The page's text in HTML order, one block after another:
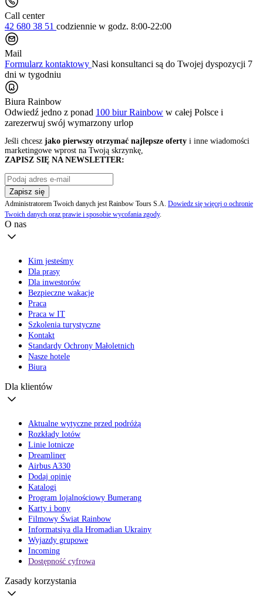
Call center
42 680 38 51 codziennie w godz. 8:00-22:00
Mail
Formularz kontaktowy Nasi konsultanci są do Twojej dyspozycji 7
dni w tygodniu
Biura Rainbow
Odwiedź jedno z ponad 100 biur Rainbow w całej Polsce i
zarezerwuj swój wymarzony urlop
Jeśli chcesz jako pierwszy otrzymać najlepsze oferty i inne wiadomości
marketingowe wprost na Twoją skrzynkę,
ZAPISZ SIĘ NA NEWSLETTER:
Zapisz się
Administratorem Twoich danych jest Rainbow Tours S.A. Dowiedz się więcej o ochronie
Twoich danych oraz prawie i sposobie wycofania zgody.
O nas
Kim jesteśmy
Dla prasy
Dla inwestorów
Bezpieczne wakacje
Praca
Praca w IT
Szkolenia turystyczne
Kontakt
Standardy Ochrony Małoletnich
Nasze hotele
Biura
Dla klientów
Aktualne wytyczne przed podróżą
Rozkłady lotów
Linie lotnicze
Dreamliner
Airbus A330
Dodaj opinię
Katalogi
Program lojalnościowy Bumerang
Karty i bony
Filmowy Świat Rainbow
Informatsiya dla Hromadian Ukrainy
Wyjazdy grupowe
Incoming
Dostępność cyfrowa
Zasady korzystania